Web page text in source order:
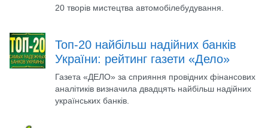
20 творів мистецтва автомобілебудування.
Топ-20 найбільш надійних банків
України: рейтинг газети «Дело»
Газета «ДЕЛО» за сприяння провідних фінансових
аналітиків визначила двадцять найбільш надійних
українських банків.